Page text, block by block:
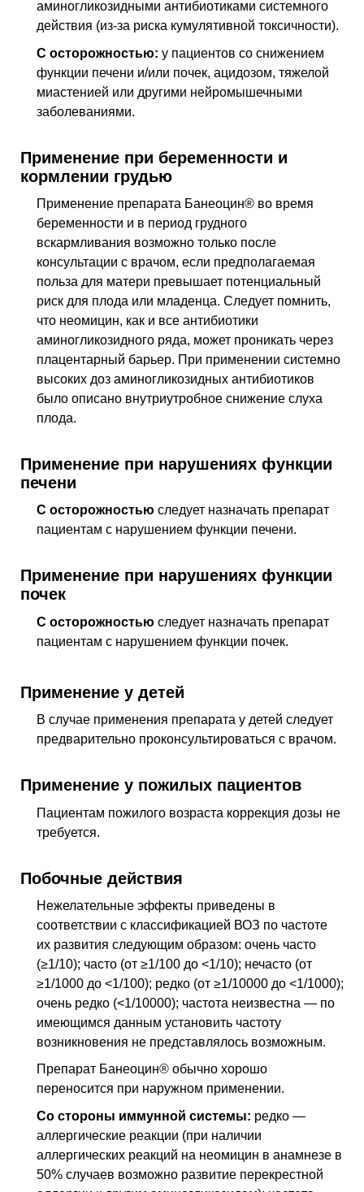
аминогликозидными антибиотиками системного
действия (из-за риска кумулятивной токсичности).
С осторожностью: у пациентов со снижением
функции печени и/или почек, ацидозом, тяжелой
миастенией или другими нейромышечными
заболеваниями.
Применение при беременности и
кормлении грудью
Применение препарата Банеоцин® во время
беременности и в период грудного
вскармливания возможно только после
консультации с врачом, если предполагаемая
польза для матери превышает потенциальный
риск для плода или младенца. Следует помнить,
что неомицин, как и все антибиотики
аминогликозидного ряда, может проникать через
плацентарный барьер. При применении системно
высоких доз аминогликозидных антибиотиков
было описано внутриутробное снижение слуха
плода.
Применение при нарушениях функции
печени
С осторожностью следует назначать препарат
пациентам с нарушением функции печени.
Применение при нарушениях функции
почек
С осторожностью следует назначать препарат
пациентам с нарушением функции почек.
Применение у детей
В случае применения препарата у детей следует
предварительно проконсультироваться с врачом.
Применение у пожилых пациентов
Пациентам пожилого возраста коррекция дозы не
требуется.
Побочные действия
Нежелательные эффекты приведены в
соответствии с классификацией ВОЗ по частоте
их развития следующим образом: очень часто
(≥1/10); часто (от ≥1/100 до <1/10); нечасто (от
≥1/1000 до <1/100); редко (от ≥1/10000 до <1/1000);
очень редко (<1/10000); частота неизвестна — по
имеющимся данным установить частоту
возникновения не представлялось возможным.
Препарат Банеоцин® обычно хорошо
переносится при наружном применении.
Со стороны иммунной системы: редко —
аллергические реакции (при наличии
аллергических реакций на неомицин в анамнезе в
50% случаев возможно развитие перекрестной